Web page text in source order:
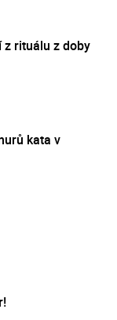
z rituálu z doby
kata v